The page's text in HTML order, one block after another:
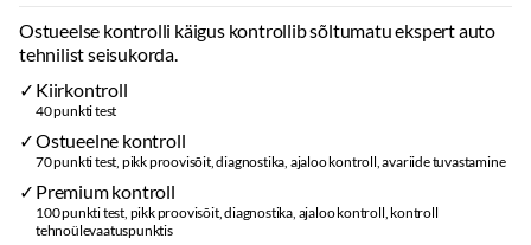
Ostueelse kontrolli käigus kontrollib sõltumatu ekspert auto
tehnilist seisukorda.
Kiirkontroll
40 punkti test
Ostueelne kontroll
70 punkti test, pikk proovisõit, diagnostika, ajaloo kontroll, avariide tuvastamine
Premium kontroll
100 punkti test, pikk proovisõit, diagnostika, ajaloo kontroll, kontroll
tehnoülevaatuspunktis